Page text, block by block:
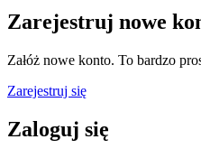
Zarejestruj nowe
Załóż nowe konto. To bardzo
Zarejestruj się
Zaloguj się